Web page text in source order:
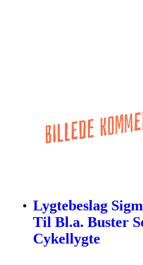
Lygtebeslag
Til Bl.a. Buster
Cykellygte